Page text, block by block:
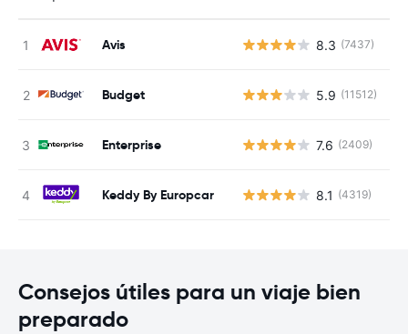
Avis 8.3 (7437)
Budget 5.9 (11512)
Enterprise 7.6 (2409)
Keddy By Europcar 8.1 (4319)
Consejos útiles para un viaje bien
preparado